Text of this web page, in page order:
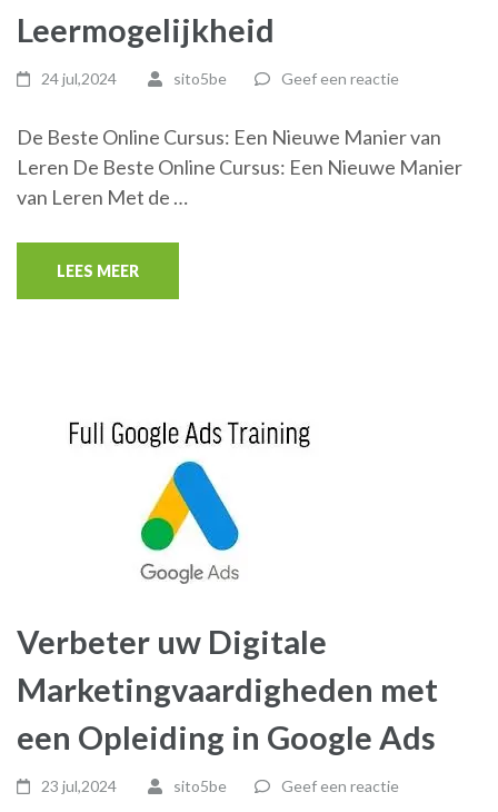
Leermogelijkheid
24 jul,2024 sito5be Geef een reactie
De Beste Online Cursus: Een Nieuwe Manier van
Leren De Beste Online Cursus: Een Nieuwe Manier
van Leren Met de …
LEES MEER
Verbeter uw Digitale
Marketingvaardigheden met
een Opleiding in Google Ads
23 jul,2024 sito5be Geef een reactie